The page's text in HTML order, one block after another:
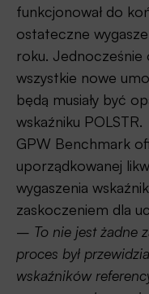
funkcjonował do
ostateczne
roku.
wszystkie nowe
będą musiały być
wskaźniku POLSTR.
GPW Benchmark
uporządkowanej
wygaszenia
zaskoczeniem dla
– To nie jest żadne
proces był
wskaźników